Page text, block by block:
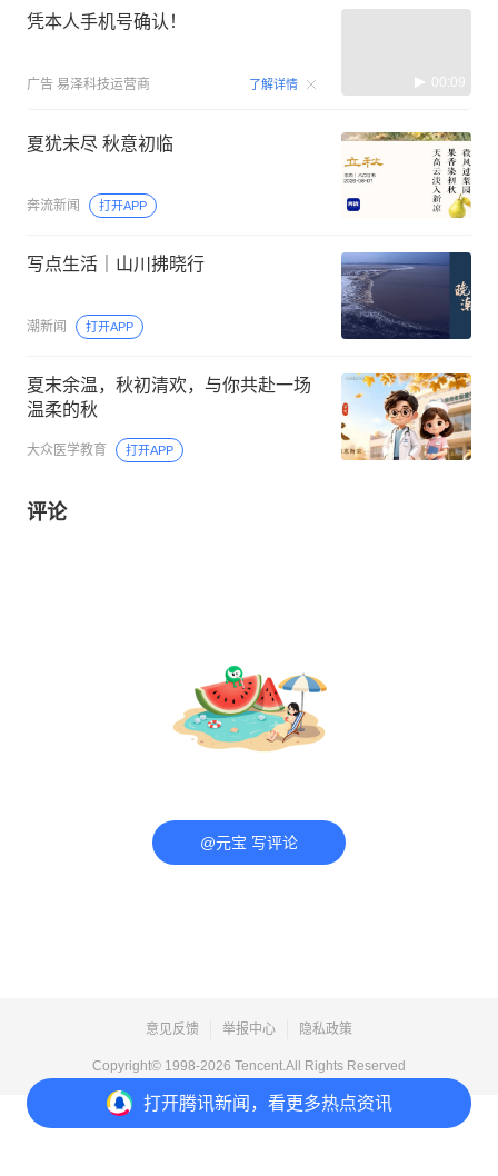
打开腾讯新闻，看更多热点资讯
凭本人手机号确认！
广告 易泽科技运营商 了解详情 00:09
夏犹未尽 秋意初临
奔流新闻 打开APP
写点生活｜山川拂晓行
潮新闻 打开APP
夏末余温，秋初清欢，与你共赴一场
温柔的秋
大众医学教育 打开APP
评论
@元宝 写评论
意见反馈 举报中心 隐私政策
Copyright© 1998-2026 Tencent.All Rights Reserved